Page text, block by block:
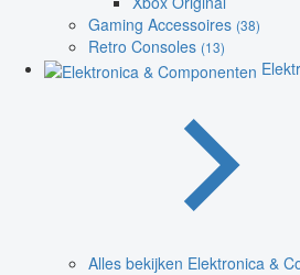
Gaming Accessoires (38)
Retro Consoles (13)
Alles bekijken Elektronica &